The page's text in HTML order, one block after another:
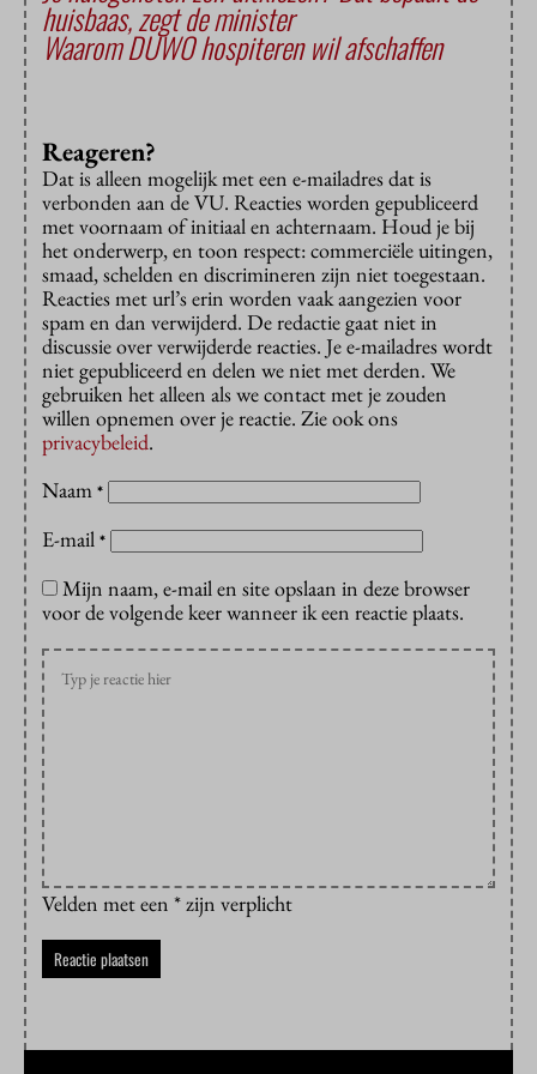
huisbaas, zegt de minister
Waarom DUWO hospiteren wil afschaffen
Reageren?
Dat is alleen mogelijk met een e-mailadres dat is
verbonden aan de VU. Reacties worden gepubliceerd
met voornaam of initiaal en achternaam. Houd je bij
het onderwerp, en toon respect: commerciële uitingen,
smaad, schelden en discrimineren zijn niet toegestaan.
Reacties met url’s erin worden vaak aangezien voor
spam en dan verwijderd. De redactie gaat niet in
discussie over verwijderde reacties. Je e-mailadres wordt
niet gepubliceerd en delen we niet met derden. We
gebruiken het alleen als we contact met je zouden
willen opnemen over je reactie. Zie ook ons
privacybeleid.
Naam *
E-mail *
Mijn naam, e-mail en site opslaan in deze browser
voor de volgende keer wanneer ik een reactie plaats.
Velden met een * zijn verplicht